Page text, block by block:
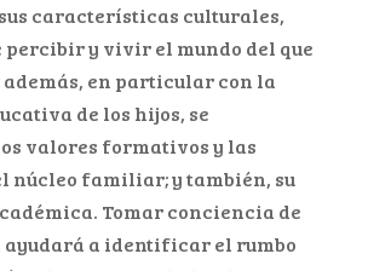
características culturales,
percibir y vivir el mundo del que
en particular con la
de los hijos, se
valores formativos y las
núcleo familiar; y también, su
Tomar conciencia de
a identificar el rumbo